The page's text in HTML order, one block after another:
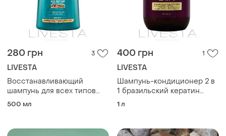
280 грн 3
LIVESTA
Восстанавливающий
шампунь для всех типов
волос "кератин и аргана"
500 мл
400 грн 1
LIVESTA
Шампунь-кондиционер 2 в
1 бразильский кератин
livesta, 1000 мл
1 л